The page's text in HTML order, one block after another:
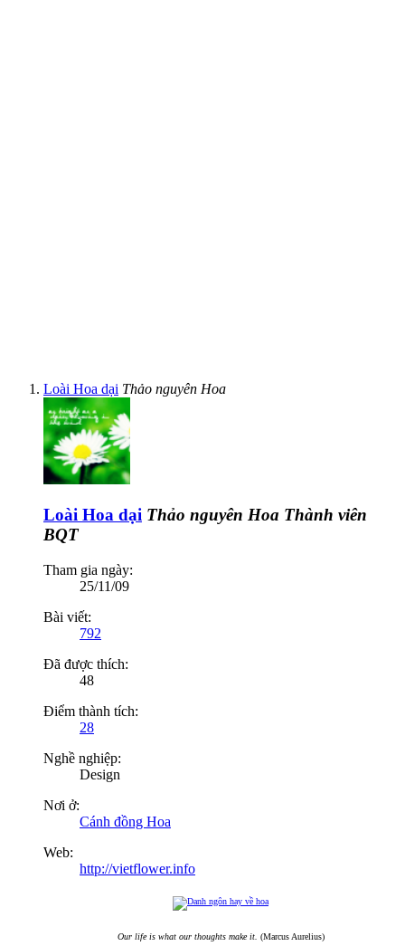
Loài Hoa dại Thảo nguyên Hoa
Loài Hoa dại Thảo nguyên Hoa Thành viên
BQT
Tham gia ngày:
25/11/09
Bài viết:
792
Đã được thích:
48
Điểm thành tích:
28
Nghề nghiệp:
Design
Nơi ở:
Cánh đồng Hoa
Web:
http://vietflower.info
Our life is what our thoughts make it. (Marcus Aurelius)